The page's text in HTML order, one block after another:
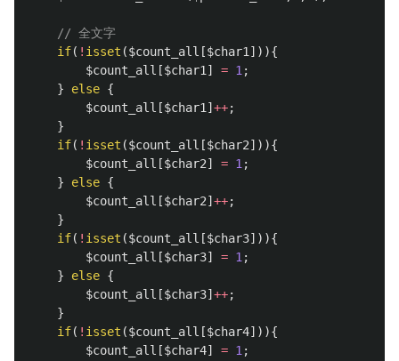
// 全文字
if( ! isset ($count_all [$char1])){
$count_all [$char1] = 1;
}
else {
$count_all [$char1] ++;
}
if( ! isset ($count_all [$char2])){
$count_all [$char2] = 1;
}
else {
$count_all [$char2] ++;
}
if( ! isset ($count_all [$char3])){
$count_all [$char3] = 1;
}
else {
$count_all [$char3] ++;
}
if( ! isset ($count_all [$char4])){
$count_all [$char4] = 1;